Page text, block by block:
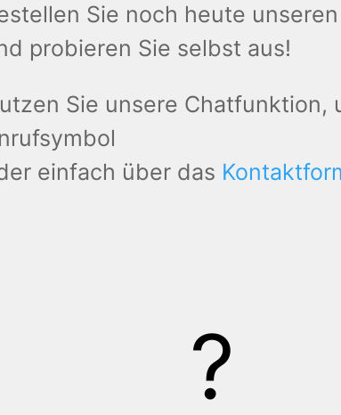
Sie noch heute
probieren Sie selbst aus!
Sie unsere Chatfunktion,
einfach über das